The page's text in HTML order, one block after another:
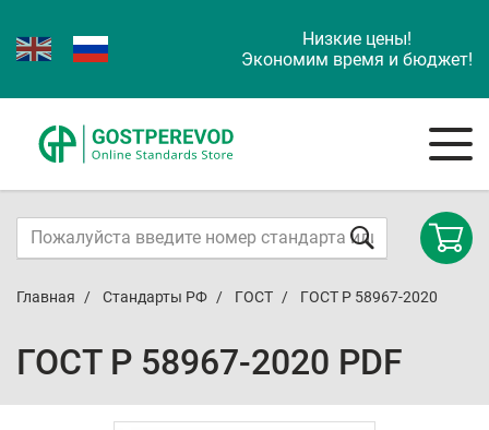
Низкие цены!
Экономим время и бюджет!
Главная Стандарты РФ ГОСТ ГОСТ Р 58967-2020
ГОСТ Р 58967-2020 PDF